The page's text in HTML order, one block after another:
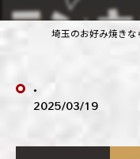
埼玉のお好み焼き
.
2025/03/19